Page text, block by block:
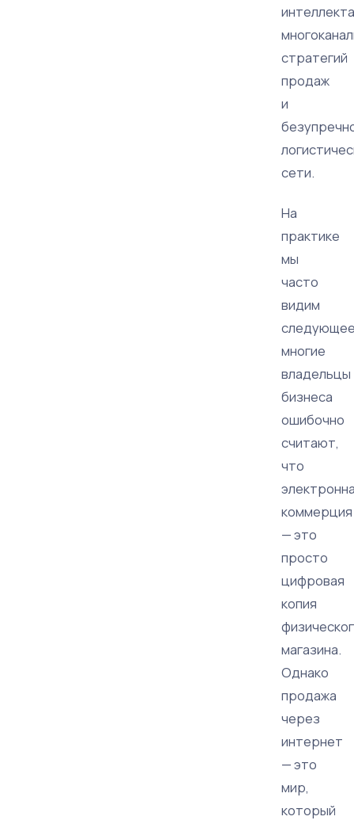
стратегий
продаж
и
сети.
На
практике
мы
часто
видим
многие
владельцы
бизнеса
ошибочно
считают,
что
коммерция
— это
просто
цифровая
копия
магазина.
Однако
продажа
через
интернет
— это
мир,
который